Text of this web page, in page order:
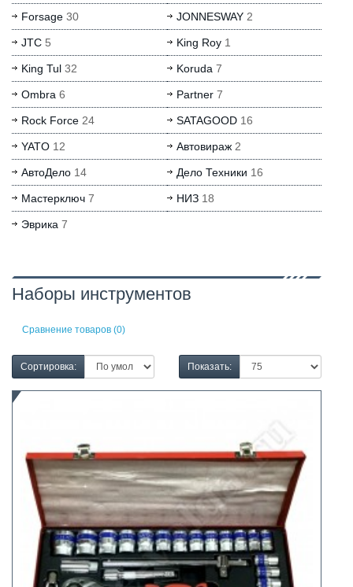
Forsage 30 JONNESWAY2
JTC 5 King Roy1
King Tul 32 Koruda 7
Ombra 6 Partner7
Rock Force 24 SATAGOOD16
YATO 12 Автовираж2
АвтоДело 14 Дело Техники 16
Мастерключ 7 НИЗ18
Эврика 7
Наборы инструментов
Сравнение товаров (0)
Сортировка: Показать: